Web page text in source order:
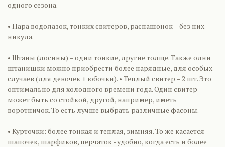
одного сезона.
• Пара водолазок, тонких свитеров, распашонок – без них
никуда.
• Штаны (лосины) – одни тонкие, другие толще. Также одни
штанишки можно приобрести более нарядные, для особых
случаев (для девочек + юбочки). • Теплый свитер – 2 шт. Это
оптимально для холодного времени года. Один свитер
может быть со стойкой, другой, например, иметь
воротничок. То есть лучше выбрать различные фасоны.
• Курточки: более тонкая и теплая, зимняя. То же касается
шапочек, шарфиков, перчаток - удобно, когда есть и более